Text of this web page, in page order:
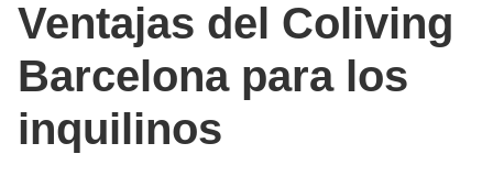
Ventajas del Coliving
Barcelona para los
inquilinos